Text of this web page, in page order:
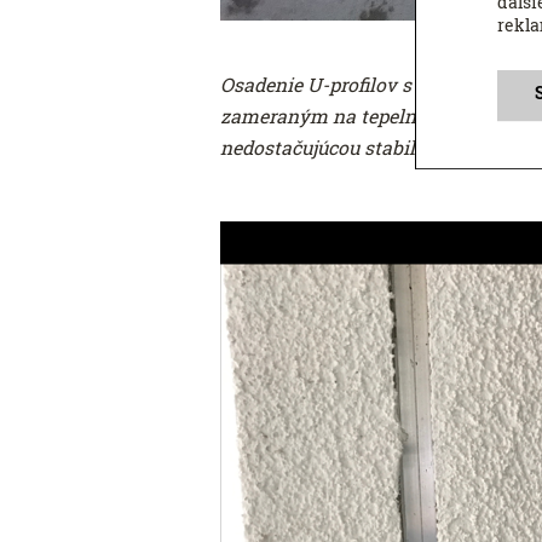
Osadenie U-profilov s
zameraným na tepelné mosty nič
nedostačujúcou stabilitou.